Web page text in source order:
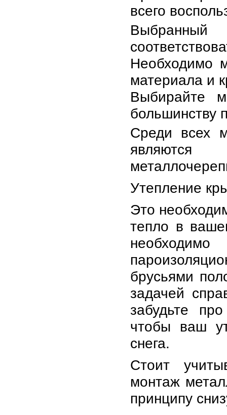
всего
Необходимо
материала и
Выбирайте
большинству
Среди всех
Утепление
Это
тепло в
брусьями
задачей
забудьте
чтобы ваш
снега.
Стоит
монтаж
принципу